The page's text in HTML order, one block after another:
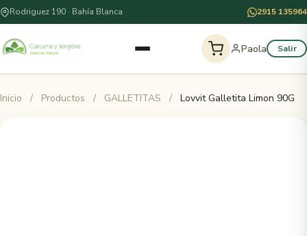
Rodriguez 190 · Bahía Blanca 2915 135964
Paola Salir
Inicio / Productos / GALLETITAS / Lovvit Galletita Limon 90G